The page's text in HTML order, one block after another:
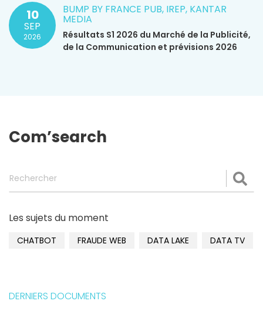
10
SEP
2026
BUMP BY FRANCE PUB, IREP, KANTAR
MEDIA
Résultats S1 2026 du Marché de la Publicité,
de la Communication et prévisions 2026
Com’search
Les sujets du moment
CHATBOT FRAUDE WEB DATA LAKE DATA TV
DERNIERS DOCUMENTS